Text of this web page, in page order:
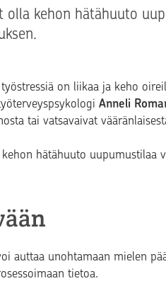
olla kehon hätähuuto
on liikaa ja keho
Anneli
tai vatsavaivat
hätähuuto uupumustilaa
auttaa unohtamaan mielen
tietoa.